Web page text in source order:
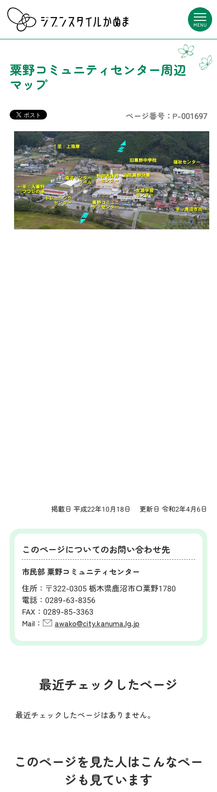
MENU
粟野コミュニティセンター周辺
マップ
ページ番号：P-001697
掲載日 平成22年10月18日 更新日 令和2年4月6日
このページについてのお問い合わせ先
市民部 粟野コミュニティセンター
住所： 〒322-0305 栃木県鹿沼市口粟野1780
電話： 0289-63-8356
FAX： 0289-85-3363
Mail：
awako@city.kanuma.lg.jp
最近チェックしたページ
最近チェックしたページはありません。
このページを見た人はこんなペー
ジも見ています